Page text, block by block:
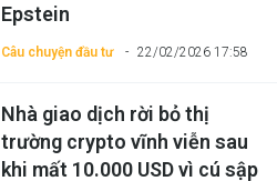
Câu chuyện đầu tư 22/02/2026 17:58
Epstein
Nhà giao dịch rời bỏ thị
trường crypto vĩnh viễn sau
khi mất 10.000 USD vì cú sập